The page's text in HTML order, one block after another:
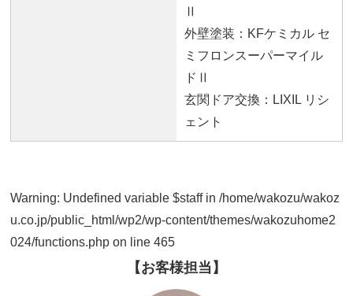
Ⅱ
外壁塗装：KFケミカル セ
ミフロンスーパーマイル
ドⅡ
玄関ドア交換：LIXIL リシ
ェント
Warning: Undefined variable $staff in/home/wakozu/wakoz
u.co.jp/public_html/wp2/wp-content/themes/wakozuhome2
024/functions.php on line465
【お客様担当】